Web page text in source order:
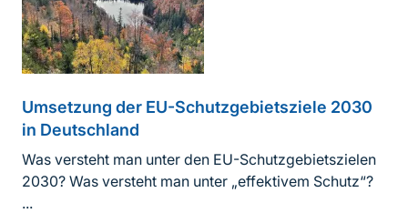
Umsetzung der EU-Schutzgebietsziele 2030
in Deutschland
Was versteht man unter den EU-Schutzgebietszielen
2030? Was versteht man unter „effektivem Schutz“?
...